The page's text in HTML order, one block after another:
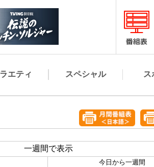
エティ スペシャル ス
一週間で表示
今日から一週間